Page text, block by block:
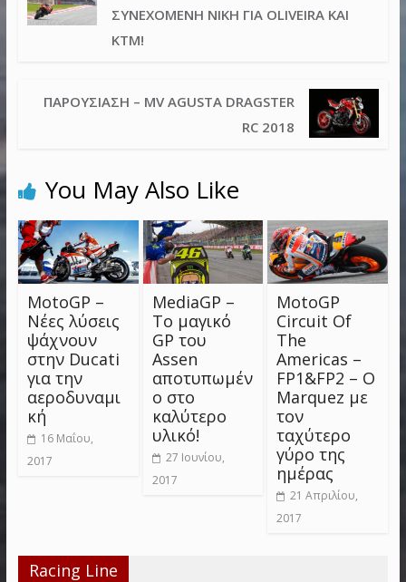
ΣΥΝΕΧΌΜΕΝΗ ΝΊΚΗ ΓΙΑ OLIVEIRA ΚΑΙ
KTM!
ΠΑΡΟΥΣΊΑΣΗ – MV AGUSTA DRAGSTER
RC 2018
You May Also Like
MotoGP –
Νέες λύσεις
ψάχνουν
στην Ducati
για την
αεροδυναμι
κή
16 Μαΐου,
2017
MediaGP –
Το μαγικό
GP του
Assen
αποτυπωμέν
ο στο
καλύτερο
υλικό!
27 Ιουνίου,
2017
MotoGP
Circuit Of
The
Americas –
FP1&FP2 – Ο
Marquez με
τον
ταχύτερο
γύρο της
ημέρας
21 Απριλίου,
2017
Racing Line